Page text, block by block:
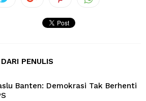
DARI PENULIS
Banten: Demokrasi Tak Berhenti